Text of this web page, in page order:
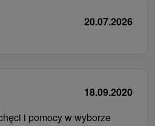
20.07.2026
18.09.2020
i pomocy w wyborze